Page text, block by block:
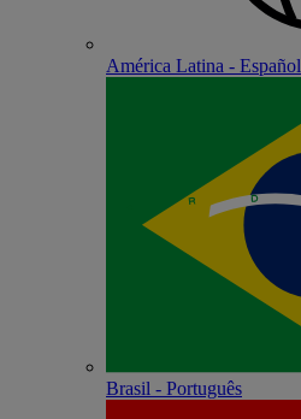
América Latina - Español
Brasil - Português